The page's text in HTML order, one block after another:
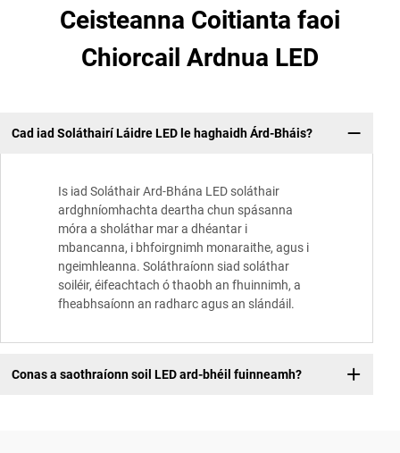
Ceisteanna Coitianta faoi
Chiorcail Ardnua LED
Cad iad Soláthairí Láidre LED le haghaidh Árd-Bháis?
Is iad Soláthair Ard-Bhána LED soláthair
ardghníomhachta deartha chun spásanna
móra a sholáthar mar a dhéantar i
mbancanna, i bhfoirgnimh monaraithe, agus i
ngeimhleanna. Soláthraíonn siad soláthar
soiléir, éifeachtach ó thaobh an fhuinnimh, a
fheabhsaíonn an radharc agus an slándáil.
Conas a saothraíonn soil LED ard-bhéil fuinneamh?